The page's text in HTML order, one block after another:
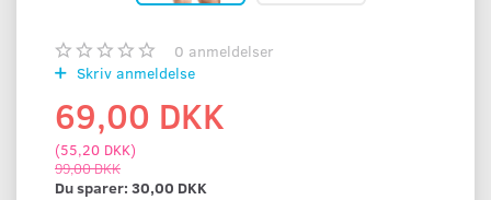
0 anmeldelser
Skriv anmeldelse
69,00 DKK
(55,20 DKK)
99,00 DKK
Du sparer: 30,00 DKK